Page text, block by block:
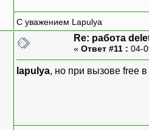
С уважением Lapulya
Re: работа
« Ответ #11 : 04-
lapulya, но при вызове free